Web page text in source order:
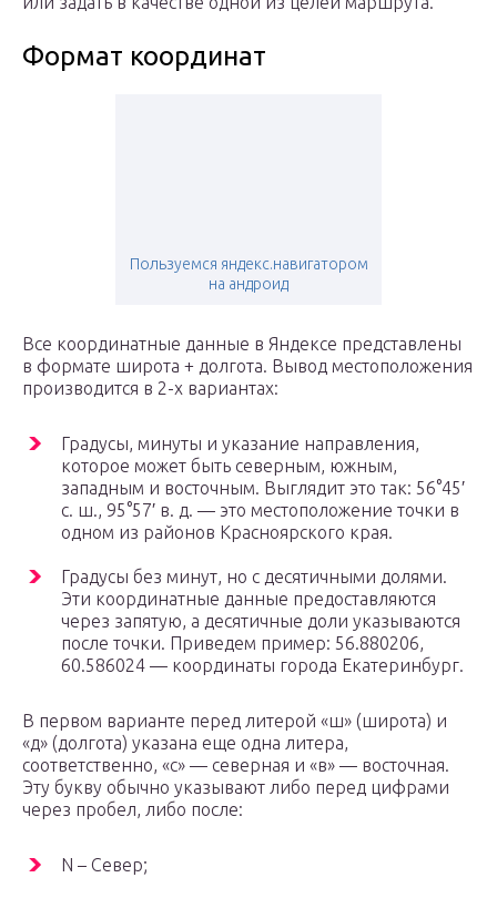
Формат координат
Пользуемся яндекс.навигатором
на андроид
Все координатные данные в Яндексе представлены
в формате широта + долгота. Вывод местоположения
производится в 2-х вариантах:
Градусы, минуты и указание направления,
которое может быть северным, южным,
западным и восточным. Выглядит это так: 56°45′
с. ш., 95°57′ в. д. — это местоположение точки в
одном из районов Красноярского края.
Градусы без минут, но с десятичными долями.
Эти координатные данные предоставляются
через запятую, а десятичные доли указываются
после точки. Приведем пример: 56.880206,
60.586024 — координаты города Екатеринбург.
В первом варианте перед литерой «ш» (широта) и
«д» (долгота) указана еще одна литера,
соответственно, «с» — северная и «в» — восточная.
Эту букву обычно указывают либо перед цифрами
через пробел, либо после:
N – Север;